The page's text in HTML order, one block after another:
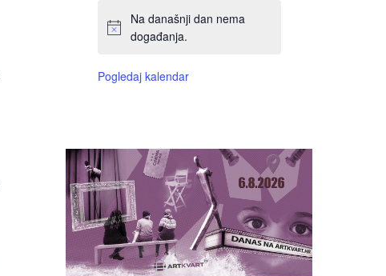
Na današnji dan nema
događanja.
Pogledaj kalendar